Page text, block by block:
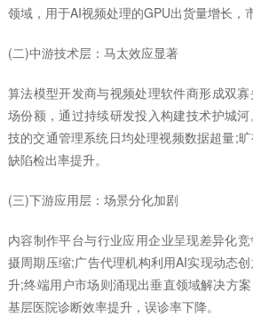
领域，用于AI视频处理的GPU出货量增长，
(二)中游技术层：马太效应显著
算法模型开发商与视频处理软件商形成双
场份额，通过持续研发投入构建技术护城
技的交通管理系统日均处理视频数据超量;
缺陷检出率提升。
(三)下游应用层：场景分化加剧
内容制作平台与行业应用企业呈现差异化
摄周期压缩;广告代理机构利用AI实现动态
升;终端用户市场则涌现出垂直领域解决方
基层医院诊断效率提升，误诊率下降。